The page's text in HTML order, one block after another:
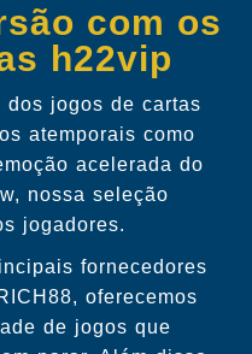
com os
h22vip
dos jogos de cartas
atemporais como
acelerada do
nossa seleção
jogadores.
fornecedores
oferecemos
de jogos que